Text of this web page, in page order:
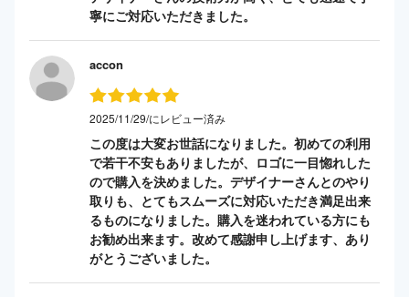
寧にご対応いただきました。
accon
2025/11/29/にレビュー済み
この度は大変お世話になりました。初めての利用
で若干不安もありましたが、ロゴに一目惚れした
ので購入を決めました。デザイナーさんとのやり
取りも、とてもスムーズに対応いただき満足出来
るものになりました。購入を迷われている方にも
お勧め出来ます。改めて感謝申し上げます、あり
がとうございました。